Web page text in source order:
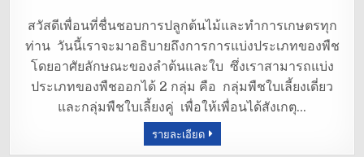
เลี้ยง
คู่
c
e
b
o
o
w
it
te
r
m
ai
l
ar
e
สวัสดีเพื่อนที่ชื่นชอบการปลูกต้นไม้และทำการเกษตรทุก
ท่าน วันนี้เราจะมาอธิบายถึงการการแบ่งประเภทของพืช
โดยอาศัยลักษณะของลำต้นและใบ ซึ่งเราสามารถแบ่ง
ประเภทของพืชออกได้ 2 กลุ่ม คือ กลุ่มพืชใบเลี้ยงเดี่ยว
และกลุ่มพืชใบเลี้ยงคู่ เพื่อให้เพื่อนได้สังเกตุ…
รายละเอียด